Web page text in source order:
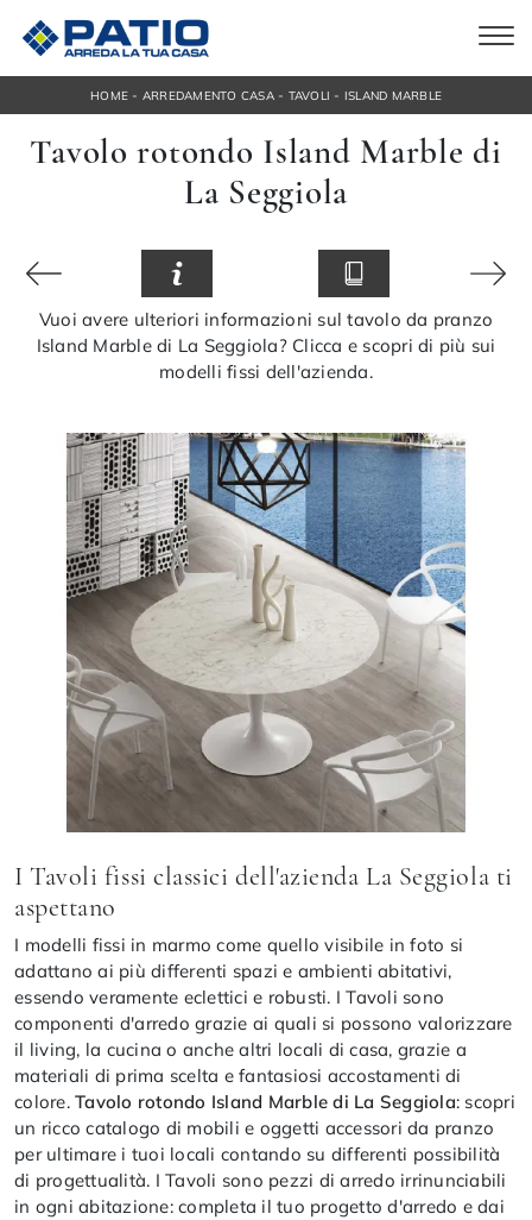
HOME - ARREDAMENTO CASA- TAVOLI - ISLAND MARBLE
Tavolo rotondo Island Marble di
La Seggiola
Vuoi avere ulteriori informazioni sul tavolo da pranzo
Island Marble di La Seggiola? Clicca e scopri di più sui
modelli fissi dell'azienda.
I Tavoli fissi classici dell'azienda La Seggiola ti
aspettano
I modelli fissi in marmo come quello visibile in foto si
adattano ai più differenti spazi e ambienti abitativi,
essendo veramente eclettici e robusti. I Tavoli sono
componenti d'arredo grazie ai quali si possono valorizzare
il living, la cucina o anche altri locali di casa, grazie a
materiali di prima scelta e fantasiosi accostamenti di
colore. Tavolo rotondo Island Marble di La Seggiola: scopri
un ricco catalogo di mobili e oggetti accessori da pranzo
per ultimare i tuoi locali contando su differenti possibilità
di progettualità. I Tavoli sono pezzi di arredo irrinunciabili
in ogni abitazione: completa il tuo progetto d'arredo e dai